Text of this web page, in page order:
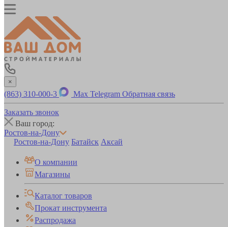
×
(863) 310-000-3 Max Telegram Обратная связь
Заказать звонок
Ваш город:
Ростов-на-Дону
Ростов-на-Дону Батайск Аксай
О компании
Магазины
Каталог товаров
Прокат инструмента
Распродажа